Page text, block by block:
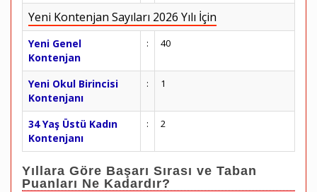
Yeni Kontenjan Sayıları 2026 Yılı İçin
Yeni Genel
Kontenjan
: 40
Yeni Okul Birincisi
Kontenjanı
: 1
34 Yaş Üstü Kadın
Kontenjanı
: 2
Yıllara Göre Başarı Sırası ve Taban
Puanları Ne Kadardır?